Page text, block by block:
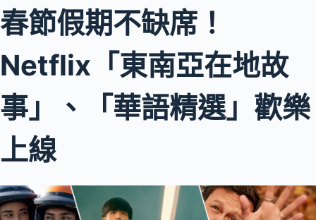
春節假期不缺席！
Netflix「東南亞在地故
事」、「華語精選」歡樂
上線